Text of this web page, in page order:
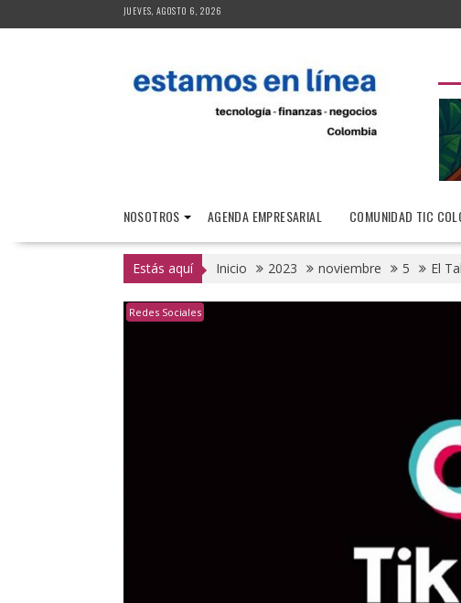
al
JUEVES, AGOSTO 6, 2026
NOSOTROS AGENDA EMPRESARIAL COMUNIDAD TIC
Estás aquí Inicio 2023 noviembre 5 El
Redes Sociales